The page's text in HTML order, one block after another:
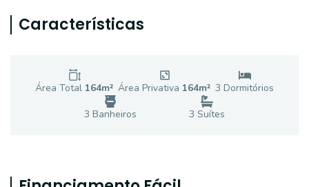
Características
Área Total 164m² Área Privativa 164m² 3 Dormitórios
3 Banheiros 3 Suítes